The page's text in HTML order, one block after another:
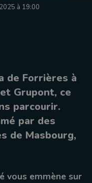
à 19:00
de Forrières à
Grupont, ce
parcourir.
par des
de Masbourg,
vous emmène sur